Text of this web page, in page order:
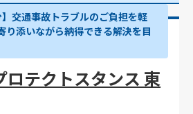
】交通事故トラブルのご負担を軽
り添いながら納得できる解決を目
ロテクトスタンス 東